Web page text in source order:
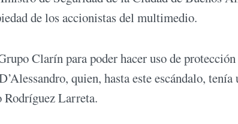
de los accionistas del multimedio.
Clarín para poder hacer uso de protección
quien, hasta este escándalo, tenía
Rodríguez Larreta.